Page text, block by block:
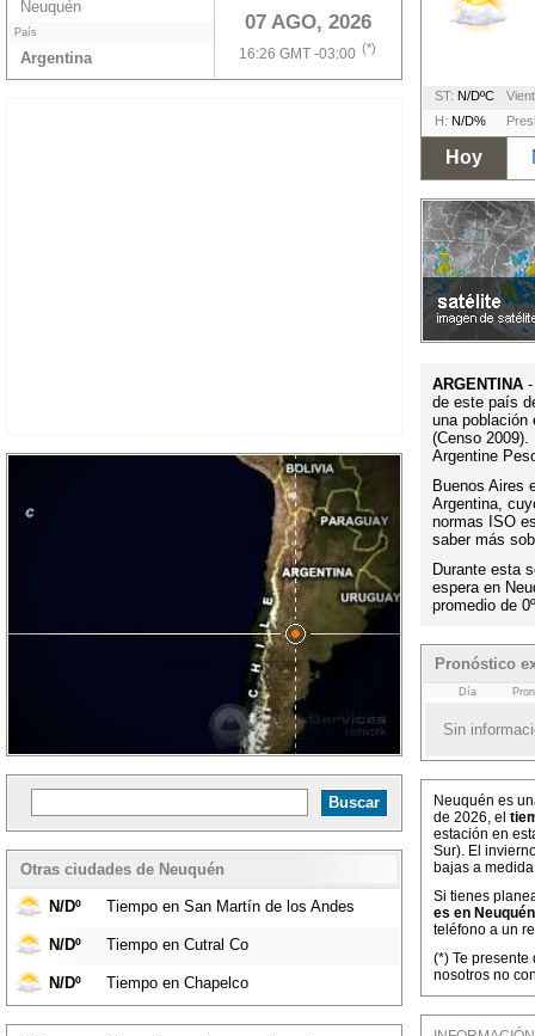
07 AGO, 2026
16:26 GMT -03:00 (*)
Neuquén
País
Argentina
Otras ciudades de Neuquén
N/Dº Tiempo en San Martín de los Andes
N/Dº Tiempo en Cutral Co
N/Dº Tiempo en Chapelco
ST: N/DºC
H: N/D%
Hoy
ARGENTINA
de este país
una población
(Censo
Argentine
Buenos Aires
Argentina,
normas ISO
saber más
Durante esta
espera en
promedio de
Pronóstico
Día
Sin
Neuquén es
de 2026, el
estación en
Sur). El
bajas a
Si tienes
es en
teléfono a un
(*) Te
nosotros no